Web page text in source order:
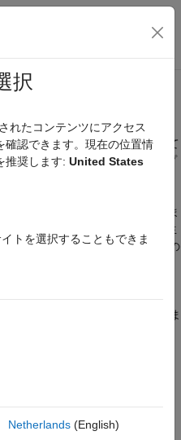
ビゲーション メ
カ
カ
ズ、S-Function ブロックに対して
化、追加またはさまざまなタイプ
はコード ジェネレーターに不
て生成コードをカスタマイズしま
ラットフォーム固有のコードを生
ード サイズ、既存のメソッドとの
変更を組み込むこともできま
用して、以下のことを実行できま
ルで指定されたオプションのセ
択
れたコンテンツにアクセス
確認できます。現在の位置情
推奨します: United States
トを選択することもできま
Netherlands(English)